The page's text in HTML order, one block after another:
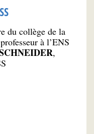
du collège de la
à l’ENS
,